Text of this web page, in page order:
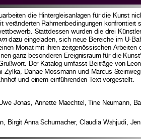
die Hintergleisanlagen für die Kunst
Rahmenbedingungen konfrontiert
Stattdessen wurden die drei
dazu eingeladen, sich neue Bereiche im U-
Monat mit ihren zeitgenössischen Arbeiten
ganz besonderen Ereignisraum für die
Der Katalog umfasst Beiträge von
Zylka, Danae Mossmann und Marcus
und einem einführenden Text vorgestellt.
Jonas, Annette Maechtel, Tine Neumann,
Birgit Anna Schumacher, Claudia Wahjudi,